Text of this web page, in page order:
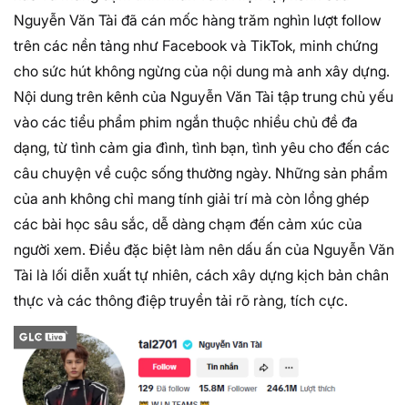
Nguyễn Văn Tài đã cán mốc hàng trăm nghìn lượt follow
trên các nền tảng như Facebook và TikTok, minh chứng
cho sức hút không ngừng của nội dung mà anh xây dựng.
Nội dung trên kênh của Nguyễn Văn Tài tập trung chủ yếu
vào các tiểu phẩm phim ngắn thuộc nhiều chủ đề đa
dạng, từ tình cảm gia đình, tình bạn, tình yêu cho đến các
câu chuyện về cuộc sống thường ngày. Những sản phẩm
của anh không chỉ mang tính giải trí mà còn lồng ghép
các bài học sâu sắc, dễ dàng chạm đến cảm xúc của
người xem. Điều đặc biệt làm nên dấu ấn của Nguyễn Văn
Tài là lối diễn xuất tự nhiên, cách xây dựng kịch bản chân
thực và các thông điệp truyền tải rõ ràng, tích cực.